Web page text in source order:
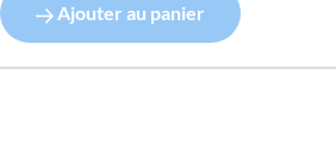
Ajouter au panier